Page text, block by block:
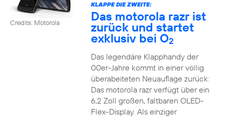
Credits: Motorola
KLAPPE DIE ZWEITE:
Das motorola razr ist
zurück und startet
exklusiv bei O2
Das legendäre Klapphandy der
00er-Jahre kommt in einer völlig
überabeiteten Neuauflage zurück:
Das motorola razr verfügt über ein
6,2 Zoll großen, faltbaren OLED-
Flex-Display. Als einziger